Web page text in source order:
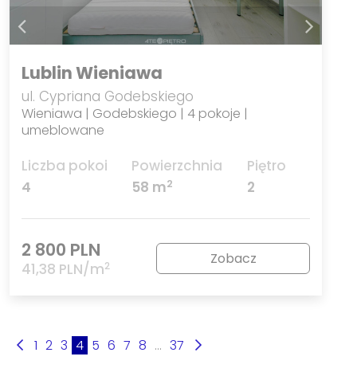
Lublin Wieniawa
ul. Cypriana Godebskiego
Wieniawa | Godebskiego | 4 pokoje |
umeblowane
Liczba pokoi
4
Powierzchnia
58 m2
Piętro
2
2 800 PLN
41,38 PLN/m2 Zobacz
1 2 3 4 5 6 7 8 ... 37